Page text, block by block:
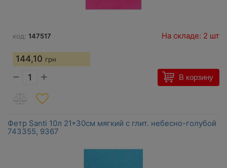
код: 147517 На складе: 2 шт
144,10 грн
− + В корзину
Фетр Santi 10л 21*30см мягкий с глит. небесно-голубой
743355, 9367